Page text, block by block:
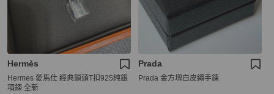
Hermès
Hermes 愛馬仕 經典鎖頭T扣925純銀
項鍊 全新
Prada
Prada 金方塊白皮繩手鍊